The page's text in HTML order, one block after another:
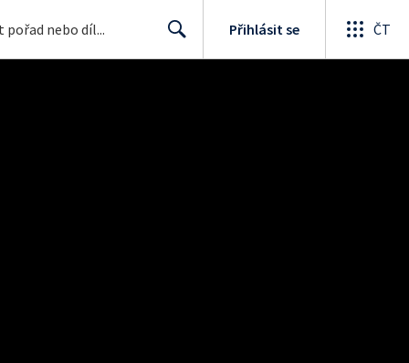
Přihlásit se ČT